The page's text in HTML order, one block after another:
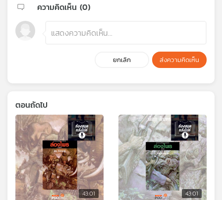
ความคิดเห็น (0)
ยกเลิก ส่งความคิดเห็น
ตอนถัดไป
43:01 43:01